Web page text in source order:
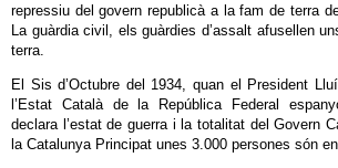
repressiu del govern republicà a la fam de terra
La guàrdia civil, els guàrdies d’assalt afusellen
terra.
El Sis d’Octubre del 1934, quan el President
l’Estat Català de la República Federal
declara l’estat de guerra i la totalitat del Govern
la Catalunya Principat unes 3.000 persones són